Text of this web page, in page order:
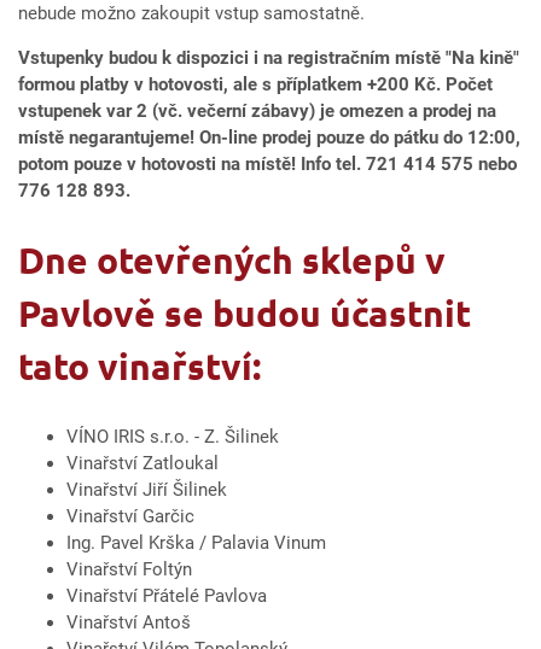
nebude možno zakoupit vstup samostatně.
Vstupenky budou k dispozici i na registračním místě "Na kině"
formou platby v hotovosti, ale s příplatkem +200 Kč. Počet
vstupenek var 2 (vč. večerní zábavy) je omezen a prodej na
místě negarantujeme! On-line prodej pouze do pátku do 12:00,
potom pouze v hotovosti na místě! Info tel. 721 414 575 nebo
776 128 893.
Dne otevřených sklepů v
Pavlově se budou účastnit
tato vinařství:
VÍNO IRIS s.r.o. - Z. Šilinek
Vinařství Zatloukal
Vinařství Jiří Šilinek
Vinařství Garčic
Ing. Pavel Krška / Palavia Vinum
Vinařství Foltýn
Vinařství Přátelé Pavlova
Vinařství Antoš